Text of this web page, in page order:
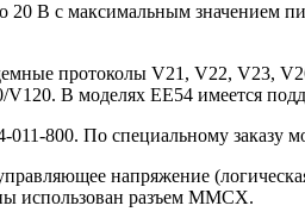
20 В с максимальным значением
протоколы V21, V22, V23,
В моделях EE54 имеется
800. По специальному заказу
напряжение
использован разъем MMCX.